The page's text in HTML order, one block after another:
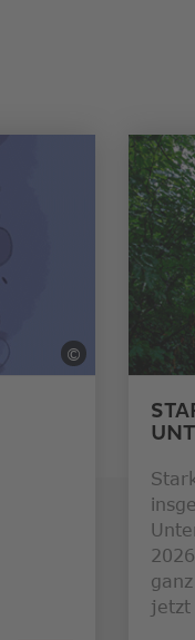
© SF/Gemma
Link
öffnet
in
neuem
Fenster
jetzt